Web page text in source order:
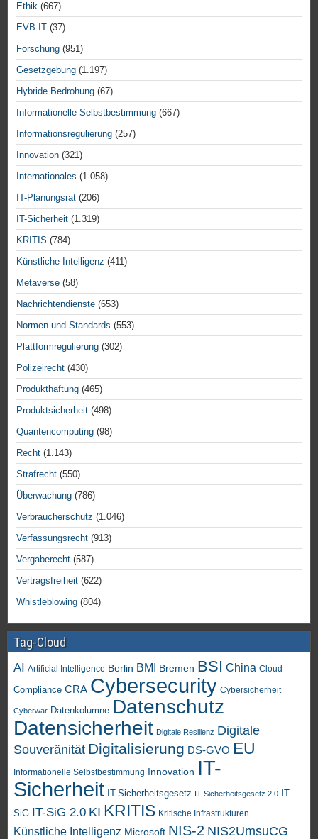
Ethik (667)
EVB-IT (37)
Forschung (951)
Gesetzgebung (1.197)
Hybride Bedrohung (67)
Informationelle Selbstbestimmung (667)
Informationsregulierung (257)
Innovation (321)
Internationales (1.058)
IT-Planungsrat (206)
IT-Sicherheit (1.319)
KRITIS (784)
Künstliche Intelligenz (411)
Metaverse (58)
Nachrichtendienste (653)
Normen und Standards (553)
Plattformregulierung (302)
Polizeirecht (430)
Produkthaftung (465)
Produktsicherheit (498)
Quantencomputing (98)
Recht (1.143)
Strafrecht (550)
Überwachung (786)
Verbraucherschutz (1.046)
Verfassungsrecht (913)
Vergaberecht (587)
Vertragsfreiheit (622)
Whistleblowing (804)
Tag-Cloud
AI Artificial Intelligence Berlin BMI Bremen BSI China Cloud
Compliance CRA Cybersecurity Cybersicherheit
Cyberwar Datenkolumne Datenschutz
Datensicherheit Digitale Resilienz Digitale
Souveränität Digitalisierung DS-GVO EU
Informationelle Selbstbestimmung Innovation IT-
Sicherheit IT-Sicherheitsgesetz IT-Sicherheitsgesetz 2.0
IT-
SiG IT-SiG 2.0 KI KRITIS Kritische Infrastrukturen
Künstliche Intelligenz Microsoft NIS-2 NIS2UmsuCG